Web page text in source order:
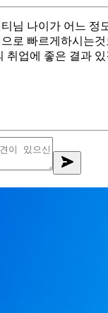
님 나이가 어느 정
로 빠르게하시는
취업에 좋은 결과